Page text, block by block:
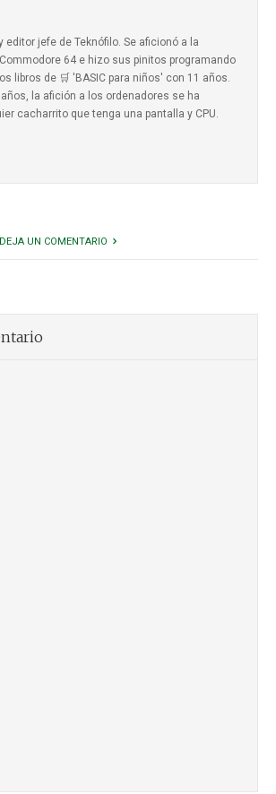
editor jefe de Teknófilo. Se aficionó a la
64 e hizo sus pinitos programando
libros de 🛒 'BASIC para niños' con 11 años.
la afición a los ordenadores se ha
cacharrito que tenga una pantalla y CPU.
DEJA UN COMENTARIO